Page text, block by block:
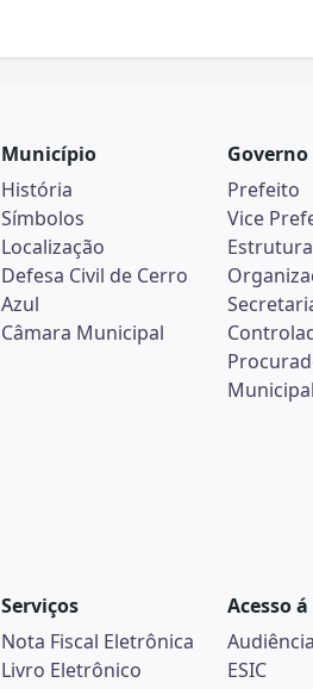
Município
História
Símbolos
Localização
Defesa Civil de Cerro
Azul
Câmara Municipal
Governo
Prefeito
Vice
Estrutura
Municipal
Serviços
Nota Fiscal Eletrônica
Livro Eletrônico
Acesso
ESIC